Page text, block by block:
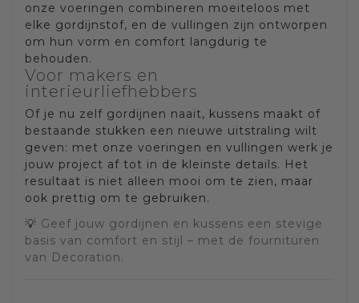
onze voeringen combineren moeiteloos met
elke gordijnstof, en de vullingen zijn ontworpen
om hun vorm en comfort langdurig te
behouden.
Voor makers en
interieurliefhebbers
Of je nu zelf gordijnen naait, kussens maakt of
bestaande stukken een nieuwe uitstraling wilt
geven: met onze voeringen en vullingen werk je
jouw project af tot in de kleinste details. Het
resultaat is niet alleen mooi om te zien, maar
ook prettig om te gebruiken.
💡 Geef jouw gordijnen en kussens een stevige
basis van comfort en stijl – met de fournituren
van Decoration.